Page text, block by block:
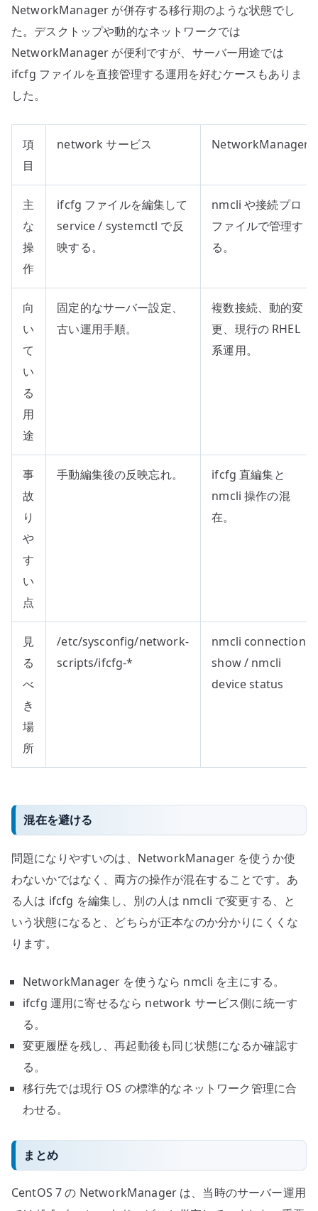
NetworkManager が併存する移行期のような状態でし
た。デスクトップや動的なネットワークでは
NetworkManager が便利ですが、サーバー用途では
ifcfg ファイルを直接管理する運用を好むケースもありま
した。
項
目
network サービス NetworkManager
主
な
操
作
ifcfg ファイルを編集して
service / systemctl で反
映する。
nmcli や接続プロ
ファイルで管理す
る。
向
い
て
い
る
用
途
固定的なサーバー設定、
古い運用手順。
複数接続、動的変
更、現行の RHEL
系運用。
事
故
り
や
す
い
点
手動編集後の反映忘れ。
ifcfg 直編集と
nmcli 操作の混
在。
見
る
べ
き
場
所
/etc/sysconfig/network-
scripts/ifcfg-*
nmcli connection
show / nmcli
device status
混在を避ける
問題になりやすいのは、NetworkManager を使うか使
わないかではなく、両方の操作が混在することです。あ
る人は ifcfg を編集し、別の人は nmcli で変更する、と
いう状態になると、どちらが正本なのか分かりにくくな
ります。
NetworkManager を使うなら nmcli を主にする。
ifcfg 運用に寄せるなら network サービス側に統一す
る。
変更履歴を残し、再起動後も同じ状態になるか確認す
る。
移行先では現行 OS の標準的なネットワーク管理に合
わせる。
まとめ
CentOS 7 の NetworkManager は、当時のサーバー運用